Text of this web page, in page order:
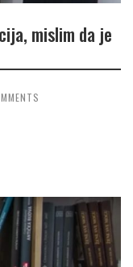
mislim da je